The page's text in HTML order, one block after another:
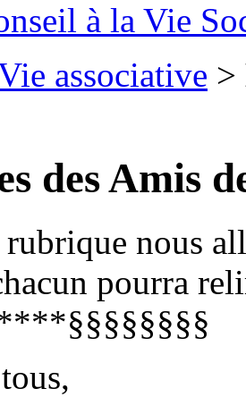
à la Vie
associative >
des Amis
rubrique nous
pourra